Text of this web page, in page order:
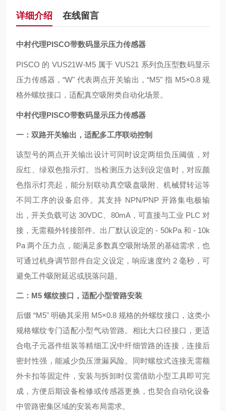
详细介绍 在线留言
中村代理PISCO带数码显示压力传感器
PISCO 的 VUS21W-M5 属于 VUS21 系列负压型数码显示
压力传感器，“W" 代表两点开关输出，“M5" 指 M5×0.8 规
格外螺纹接口，适配真空吸附类自动化场景。
中村代理PISCO带数码显示压力传感器
一：双路开关输出，适配多工序联动控制
该型号的两点开关输出设计可同时设定两组负压阈值，对
应红、绿双色指示灯。当检测压力达到设定值时，对应颜
色指示灯亮起，能分别联动真空吸盘吸附、机械臂转运等
不同工序的设备启停。其支持 NPN/PNP 开路集电极输
出，开关负载可达 30VDC、80mA，可直接与工业 PLC 对
接，无需额外转接部件。出厂默认设定的 - 50kPa 和 - 10k
Pa 两个压力点，能满足多数真空吸附场景的基础需求，也
可通过机身调节部件自定义设定，响应速度约 2 毫秒，可
避免工件吸附延迟或脱落问题。
二：M5 螺纹接口，适配小型管路安装
后缀 “M5" 明确其采用 M5×0.8 规格的外螺纹接口，这类小
规格螺纹专门适配小型气动管路。相比大口径接口，更适
合电子元器件组装等精细工况中纤细管路的连接，连接后
密封性强，能减少负压泄漏风险。同时螺纹式连接无需额
外卡扣等固定件，安装与拆卸时仅需借助小型工具即可完
成，方便后期设备检修或传感器更换，也契合自动化设备
中管路密集区域的安装布局需求。